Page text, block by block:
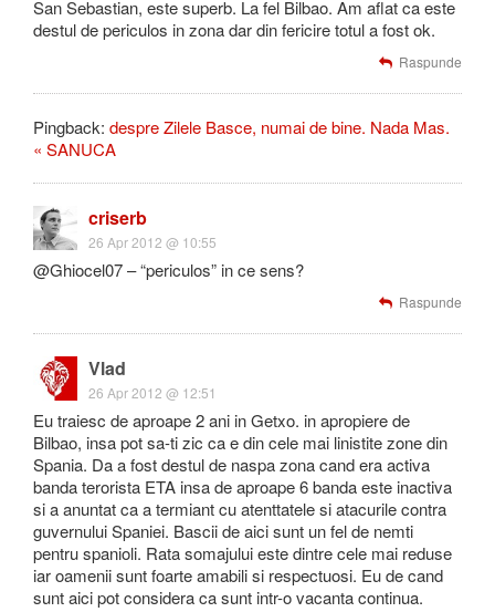
San Sebastian, este superb. La fel Bilbao. Am aflat ca este
destul de periculos in zona dar din fericire totul a fost ok.
Raspunde
Pingback: despre Zilele Basce, numai de bine. Nada Mas.
« SANUCA
criserb
26 Apr 2012 @ 10:55
@Ghiocel07 – “periculos” in ce sens?
Raspunde
Vlad
26 Apr 2012 @ 12:51
Eu traiesc de aproape 2 ani in Getxo. in apropiere de
Bilbao, insa pot sa-ti zic ca e din cele mai linistite zone din
Spania. Da a fost destul de naspa zona cand era activa
banda terorista ETA insa de aproape 6 banda este inactiva
si a anuntat ca a termiant cu atenttatele si atacurile contra
guvernului Spaniei. Bascii de aici sunt un fel de nemti
pentru spanioli. Rata somajului este dintre cele mai reduse
iar oamenii sunt foarte amabili si respectuosi. Eu de cand
sunt aici pot considera ca sunt intr-o vacanta continua.